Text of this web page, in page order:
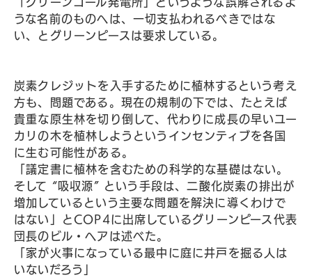
うな名前のものへは、一切支払われるべきではな
い、とグリーンピースは要求している。
炭素クレジットを入手するために植林するという考え
方も、問題である。現在の規制の下では、たとえば
貴重な原生林を切り倒して、代わりに成長の早いユー
カリの木を植林しようというインセンティブを各国
に生む可能性がある。
「議定書に植林を含むための科学的な基礎はない。
そして “吸収源” という手段は、二酸化炭素の排出が
増加しているという主要な問題を解決に導くわけで
はない」とCOP4に出席しているグリーンピース代表
団長のビル・ヘアは述べた。
「家が火事になっている最中に庭に井戸を掘る人は
いないだろう」